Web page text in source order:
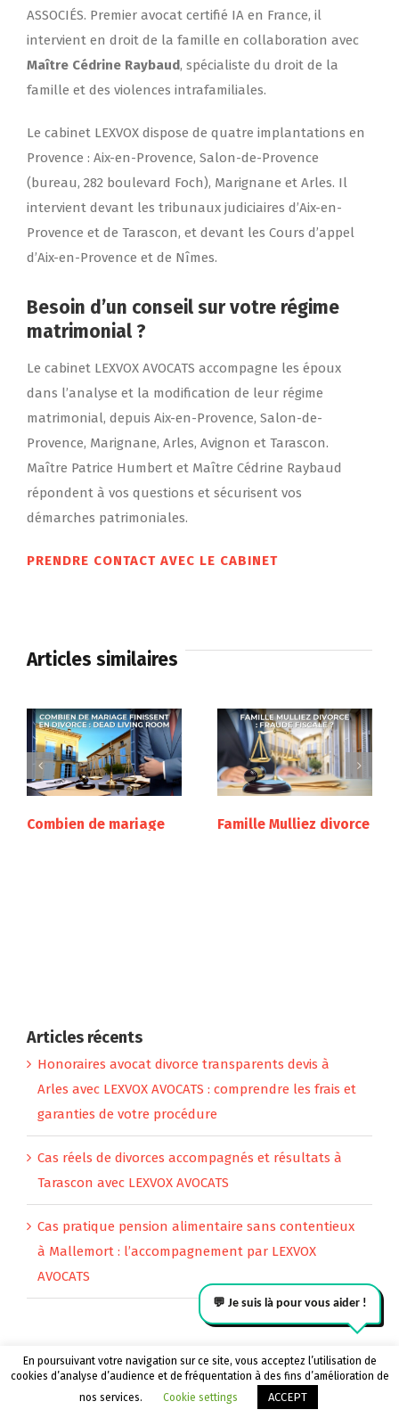
ASSOCIÉS. Premier avocat certifié IA en France, il
intervient en droit de la famille en collaboration avec
Maître Cédrine Raybaud, spécialiste du droit de la
famille et des violences intrafamiliales.
Le cabinet LEXVOX dispose de quatre implantations en
Provence : Aix-en-Provence, Salon-de-Provence
(bureau, 282 boulevard Foch), Marignane et Arles. Il
intervient devant les tribunaux judiciaires d’Aix-en-
Provence et de Tarascon, et devant les Cours d’appel
d’Aix-en-Provence et de Nîmes.
Besoin d’un conseil sur votre régime
matrimonial ?
Le cabinet LEXVOX AVOCATS accompagne les époux
dans l’analyse et la modification de leur régime
matrimonial, depuis Aix-en-Provence, Salon-de-
Provence, Marignane, Arles, Avignon et Tarascon.
Maître Patrice Humbert et Maître Cédrine Raybaud
répondent à vos questions et sécurisent vos
démarches patrimoniales.
PRENDRE CONTACT AVEC LE CABINET
Articles similaires
Combien de mariage
Famille Mulliez divorce
Avocat divorce
Marseille​
Articles récents
Honoraires avocat divorce transparents devis à
Arles avec LEXVOX AVOCATS : comprendre les frais et
Cas réels de divorces accompagnés et résultats à
Tarascon avec LEXVOX AVOCATS
Cas pratique pension alimentaire sans contentieux
à Mallemort : l’accompagnement par LEXVOX
En poursuivant votre navigation sur ce site, vous acceptez l’utilisation de
cookies d’analyse d’audience et de fréquentation à des fins d’amélioration de
nos services.
Cookie settings ACCEPT
Appeler le cabinet Être rappelé